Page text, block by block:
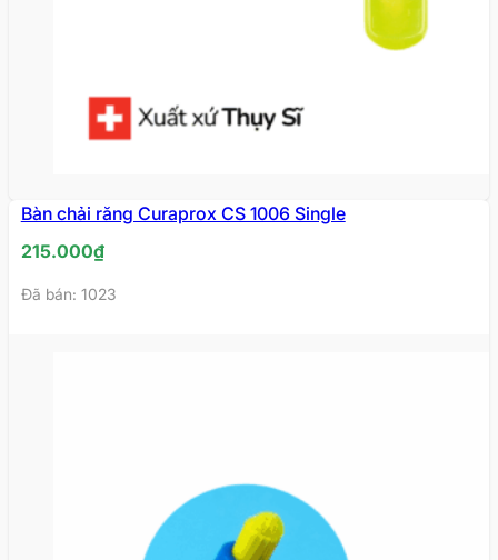
Bàn chải răng Curaprox CS 1006 Single
215.000₫
Đã bán: 1023